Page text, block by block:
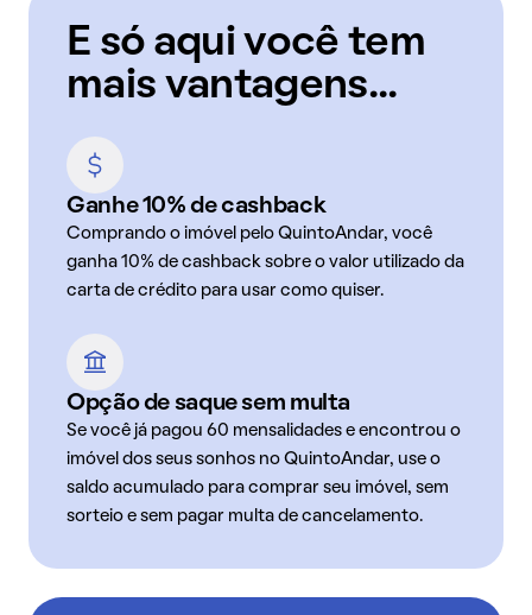
E só aqui você tem
mais vantagens...
Ganhe 10% de cashback
Comprando o imóvel pelo QuintoAndar, você
ganha 10% de cashback sobre o valor utilizado da
carta de crédito para usar como quiser.
Opção de saque sem multa
Se você já pagou 60 mensalidades e encontrou o
imóvel dos seus sonhos no QuintoAndar, use o
saldo acumulado para comprar seu imóvel, sem
sorteio e sem pagar multa de cancelamento.